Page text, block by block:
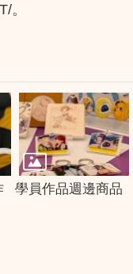
。
學員作品週邊商品